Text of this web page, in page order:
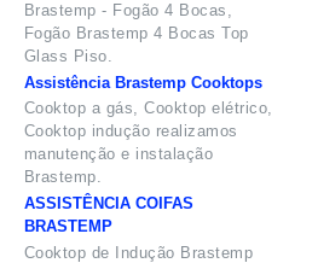
Brastemp - Fogão 4 Bocas,
Fogão Brastemp 4 Bocas Top
Glass Piso.
Assistência Brastemp Cooktops
Cooktop a gás, Cooktop elétrico,
Cooktop indução realizamos
manutenção e instalação
Brastemp.
ASSISTÊNCIA COIFAS
BRASTEMP
Cooktop de Indução Brastemp